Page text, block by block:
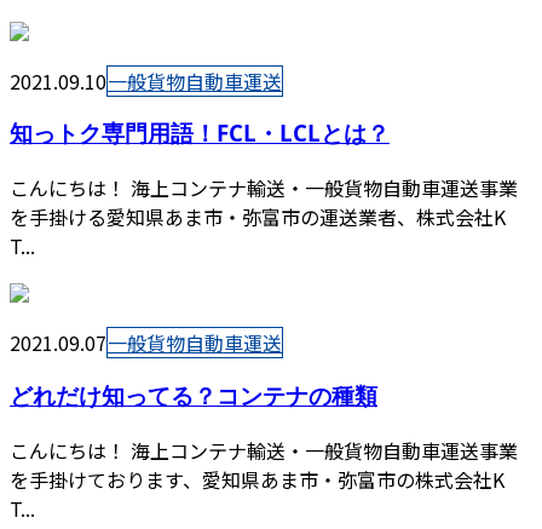
2021.09.10一般貨物自動車運送
知っトク専門用語！FCL・LCLとは？
こんにちは！ 海上コンテナ輸送・一般貨物自動車運送事業
を手掛ける愛知県あま市・弥富市の運送業者、株式会社K
T...
2021.09.07一般貨物自動車運送
どれだけ知ってる？コンテナの種類
こんにちは！ 海上コンテナ輸送・一般貨物自動車運送事業
を手掛けております、愛知県あま市・弥富市の株式会社K
T...